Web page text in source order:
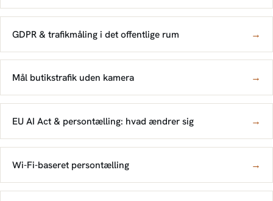
GDPR & trafikmåling i det offentlige rum →
Mål butikstrafik uden kamera →
EU AI Act & persontælling: hvad ændrer sig →
Wi-Fi-baseret persontælling →